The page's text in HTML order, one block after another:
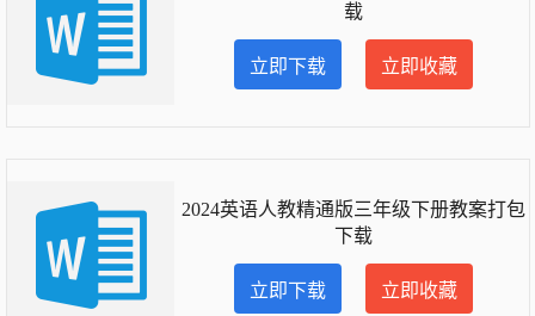
载
立即下载 立即收藏
2024英语人教精通版三年级下册教案打包
下载
立即下载 立即收藏